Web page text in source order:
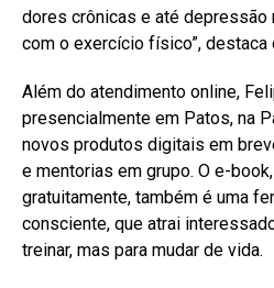
dores crônicas e até depressão
com o exercício físico”, destaca
Além do atendimento online,
presencialmente em Patos, na
novos produtos digitais em
e mentorias em grupo. O e-
gratuitamente, também é uma
consciente, que atrai
treinar, mas para mudar de vida.